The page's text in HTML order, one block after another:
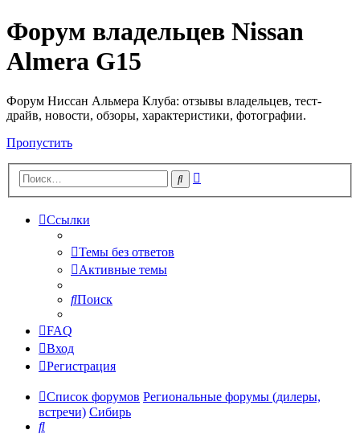
Форум владельцев Nissan
Almera G15
Форум Ниссан Альмера Клуба: отзывы владельцев, тест-
драйв, новости, обзоры, характеристики, фотографии.
Пропустить
Поиск
Ссылки
Темы без ответов
Активные темы
Поиск
FAQ
Вход
Регистрация
Список форумов Региональные форумы (дилеры,
встречи) Сибирь
Поиск